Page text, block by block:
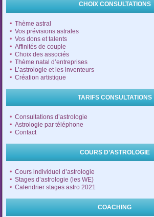
CHOIX CONSULTATIONS
Thème astral
Vos prévisions astrales
Vos dons et talents
Affinités de couple
Choix des associés
Thème natal d’entreprises
L’astrologie et les inventeurs
Création artistique
TARIFS CONSULTATIONS
Consultations d’astrologie
Astrologie par téléphone
Contact
COURS D’ASTROLOGIE
Cours individuel d’astrologie
Stages d’astrologie (les WE)
Calendrier stages astro 2021
COACHING